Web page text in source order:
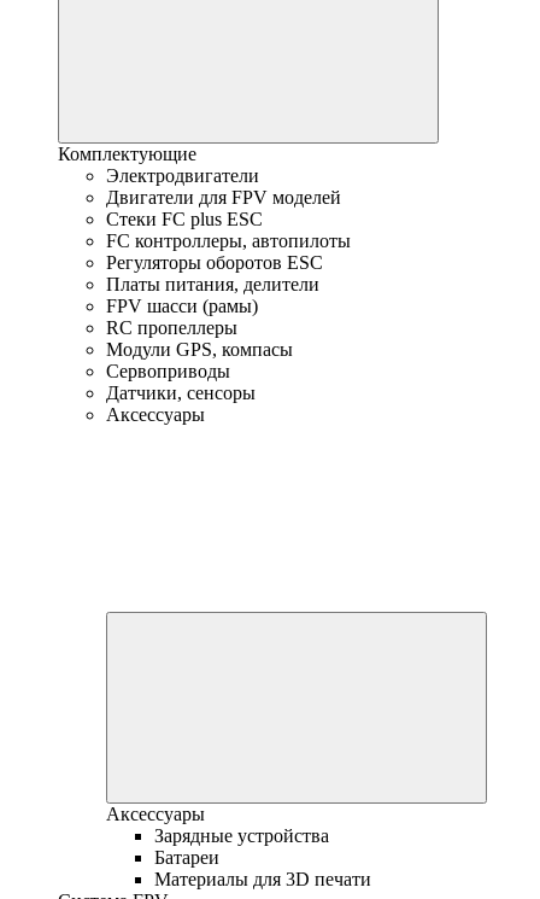
Комплектующие
Электродвигатели
Двигатели для FPV моделей
Стеки FC plus ESC
FC контроллеры, автопилоты
Регуляторы оборотов ESC
Платы питания, делители
FPV шасси (рамы)
RC пропеллеры
Модули GPS, компасы
Сервоприводы
Датчики, сенсоры
Аксессуары
Аксессуары
Зарядные устройства
Батареи
Материалы для 3D печати